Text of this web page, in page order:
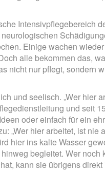
Intensivpflegebereich
Einige wachen
alle bekommen das,
nicht nur pflegt, sondern
und seelisch. „Wer hier
und seit
oder einfach für ein
„Wer hier arbeitet, ist
hier ins kalte Wasser
begleitet. Wer
kann sie übrigens